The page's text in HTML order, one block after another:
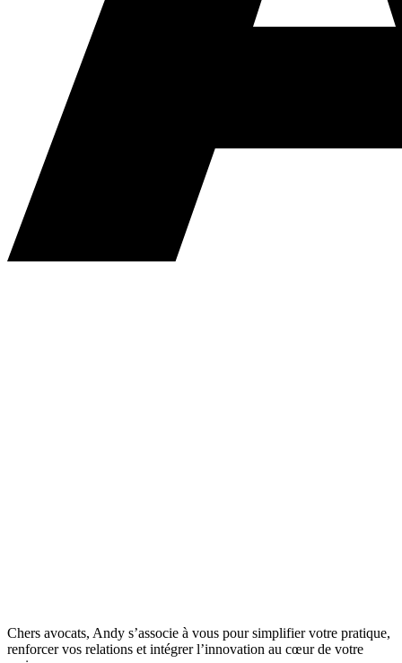
Chers avocats, Andy s’associe à vous pour simplifier votre pratique,
renforcer vos relations et intégrer l’innovation au cœur de votre